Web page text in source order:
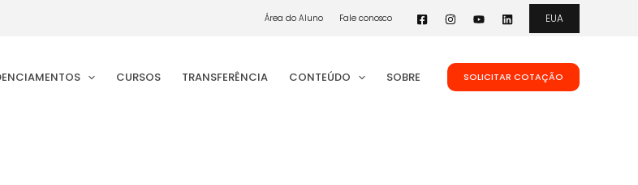
Área do Aluno Fale conosco EUA
CURSOS TRANSFERÊNCIA CONTEÚDO SOBRE SOLICITAR COTAÇÃO